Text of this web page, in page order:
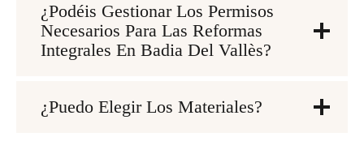
¿Podéis Gestionar Los Permisos
Necesarios Para Las Reformas
Integrales En Badia Del Vallès?
¿Puedo Elegir Los Materiales?